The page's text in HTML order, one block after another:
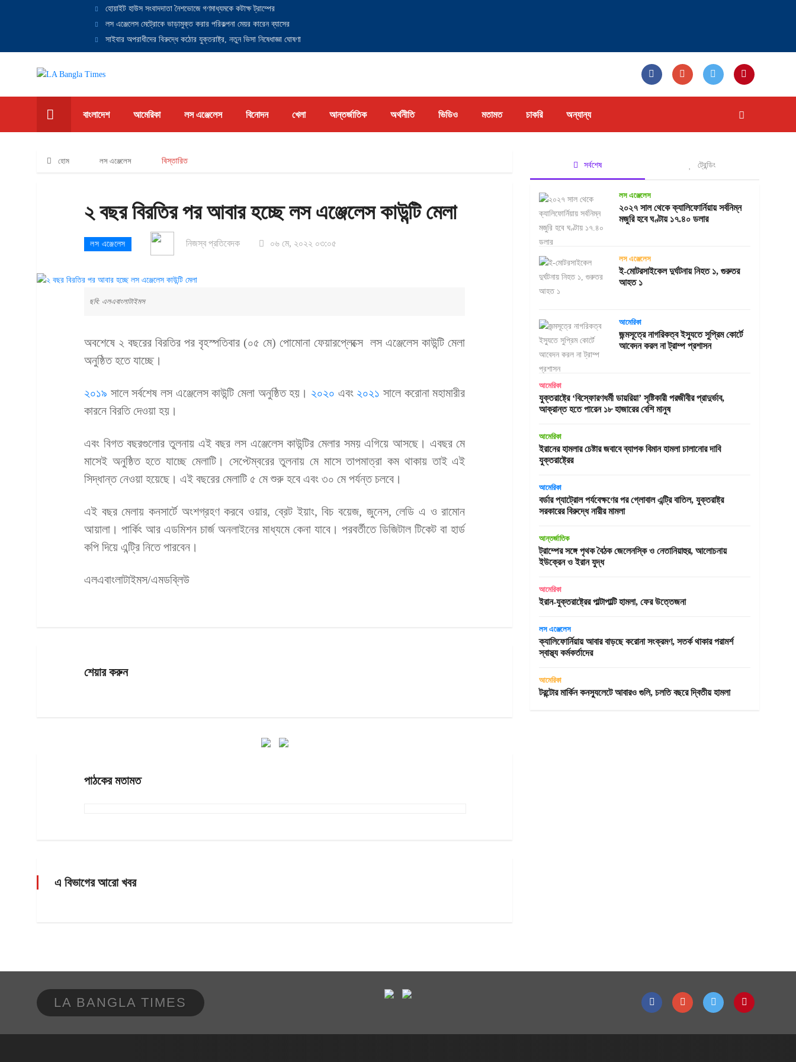
হোয়াইট হাউস সংবাদদাতা নৈশভোজে গণমাধ্যমকে কটাক্ষ ট্রাম্পের
লস এঞ্জেলেস মেট্রোকে ভাড়ামুক্ত করার পরিকল্পনা মেয়র কারেন ব্যাসের
সাইবার অপরাধীদের বিরুদ্ধে কঠোর যুক্তরাষ্ট্র, নতুন ভিসা নিষেধাজ্ঞা ঘোষণা
বাংলাদেশ আমেরিকা লস এঞ্জেলেস বিনোদন খেলা আন্তর্জাতিক অর্থনীতি ভিডিও মতামত চাকরি অন্যান্য
হোম লস এঞ্জেলেস বিস্তারিত
২ বছর বিরতির পর আবার হচ্ছে লস এঞ্জেলেস কাউন্টি মেলা
লস এঞ্জেলেস নিজস্ব প্রতিবেদক ০৬ মে, ২০২২ ০৩:০৫
ছবি: এলএবাংলাটাইমস
অবশেষে ২ বছরের বিরতির পর বৃহস্পতিবার (০৫ মে) পোমোনা ফেয়ারপ্লেক্সে লস এঞ্জেলেস কাউন্টি মেলা
অনুষ্ঠিত হতে যাচ্ছে।
২০১৯ সালে সর্বশেষ লস এঞ্জেলেস কাউন্টি মেলা অনুষ্ঠিত হয়। ২০২০ এবং ২০২১ সালে করোনা মহামারীর
কারনে বিরতি দেওয়া হয়।
এবং বিগত বছরগুলোর তুলনায় এই বছর লস এঞ্জেলেস কাউন্টির মেলার সময় এগিয়ে আসছে। এবছর মে
মাসেই অনুষ্ঠিত হতে যাচ্ছে মেলাটি। সেপ্টেম্বরের তুলনায় মে মাসে তাপমাত্রা কম থাকায় তাই এই
সিদ্ধান্ত নেওয়া হয়েছে। এই বছরের মেলাটি ৫ মে শুরু হবে এবং ৩০ মে পর্যন্ত চলবে।
এই বছর মেলায় কনসার্টে অংশগ্রহণ করবে ওয়ার, ব্রেট ইয়াং, বিচ বয়েজ, জুনেস, লেডি এ ও রামোন
আয়ালা। পার্কিং আর এডমিশন চার্জ অনলাইনের মাধ্যমে কেনা যাবে। পরবর্তীতে ডিজিটাল টিকেট বা হার্ড
কপি দিয়ে এন্ট্রি নিতে পারবেন।
এলএবাংলাটাইমস/এমডব্লিউ
শেয়ার করুন
পাঠকের মতামত
এ বিভাগের আরো খবর
সর্বশেষ ট্রেন্ডিং
লস এঞ্জেলেস
২০২৭ সাল থেকে ক্যালিফোর্নিয়ায় সর্বনিম্ন
মজুরি হবে ঘণ্টায় ১৭.৪০ ডলার
লস এঞ্জেলেস
ই-মোটরসাইকেল দুর্ঘটনায় নিহত ১, গুরুতর
আহত ১
আমেরিকা
জন্মসূত্রে নাগরিকত্ব ইস্যুতে সুপ্রিম কোর্টে
আবেদন করল না ট্রাম্প প্রশাসন
আমেরিকা
যুক্তরাষ্ট্রে ‘বিস্ফোরণধর্মী ডায়রিয়া’ সৃষ্টিকারী পরজীবীর প্রাদুর্ভাব,
আক্রান্ত হতে পারেন ১৮ হাজারের বেশি মানুষ
আমেরিকা
ইরানের হামলার চেষ্টার জবাবে ব্যাপক বিমান হামলা চালানোর দাবি
যুক্তরাষ্ট্রের
আমেরিকা
বর্ডার প্যাট্রোল পর্যবেক্ষণের পর গ্লোবাল এন্ট্রি বাতিল, যুক্তরাষ্ট্র
সরকারের বিরুদ্ধে নারীর মামলা
আন্তর্জাতিক
ট্রাম্পের সঙ্গে পৃথক বৈঠক জেলেনস্কি ও নেতানিয়াহুর, আলোচনায়
ইউক্রেন ও ইরান যুদ্ধ
আমেরিকা
ইরান-যুক্তরাষ্ট্রের পাল্টাপাল্টি হামলা, ফের উত্তেজনা
লস এঞ্জেলেস
ক্যালিফোর্নিয়ায় আবার বাড়ছে করোনা সংক্রমণ, সতর্ক থাকার পরামর্শ
স্বাস্থ্য কর্মকর্তাদের
আমেরিকা
টরন্টোর মার্কিন কনস্যুলেটে আবারও গুলি, চলতি বছরে দ্বিতীয় হামলা
LA BANGLA TIMES